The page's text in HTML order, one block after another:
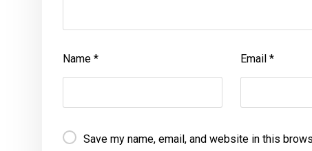
Name* Email*
Save my name, email, and website in this